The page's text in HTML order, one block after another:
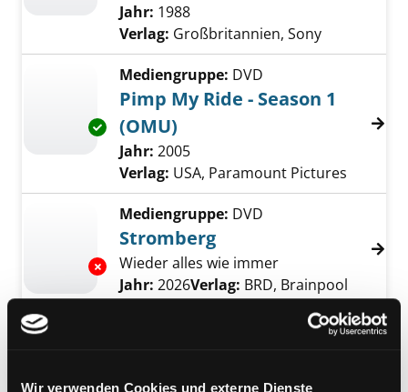
Wir verwenden Cookies und externe Dienste
Suche nach diesem Verfasser
Jahr: 1988
Verlag: Großbritannien, Sony
Exemplar-Details von Pimp My Ride - Season
Mediengruppe: DVD
Pimp My Ride - Season 1
(OMU)
Suche nach diesem Verfasser
Jahr: 2005
Verlag: USA, Paramount Pictures
Exemplar-Details von Stromberg anzeigen
Mediengruppe: DVD
Stromberg
Wieder alles wie immer
Suche nach diesem Verfasser
Jahr: 2026Verlag: BRD, Brainpool
Exemplar-Details von Secret Diary of a Call
(Komplette Serie)